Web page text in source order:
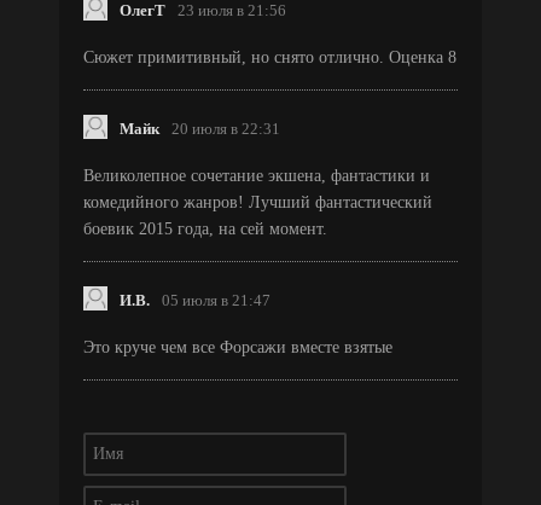
ОлегТ 23 июля в 21:56
Сюжет примитивный, но снято отлично. Оценка 8
Майк 20 июля в 22:31
Великолепное сочетание экшена, фантастики и
комедийного жанров! Лучший фантастический
боевик 2015 года, на сей момент.
И.В. 05 июля в 21:47
Это круче чем все Форсажи вместе взятые